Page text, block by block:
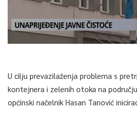
U cilju prevazilaženja problema s
kontejnera i zelenih otoka na
općinski načelnik Hasan Tanović